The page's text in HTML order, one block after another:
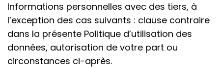
Informations personnelles avec des tiers, à
l’exception des cas suivants : clause contraire
dans la présente Politique d’utilisation des
données, autorisation de votre part ou
circonstances ci-après.